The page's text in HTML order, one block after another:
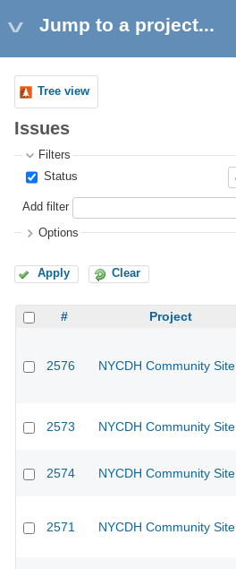
Jump to a project...
Tree view
Issues
Filters
Status
Add filter
Options
Apply Clear
# Project
2576 NYCDH Community Site
2573 NYCDH Community Site
2574 NYCDH Community Site
2571 NYCDH Community Site